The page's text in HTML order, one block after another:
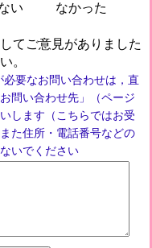
い
なかった
てご意見がありました
。
必要なお問い合わせは，直
問い合わせ先」（ページ
します（こちらではお受
た住所・電話番号などの
いでください